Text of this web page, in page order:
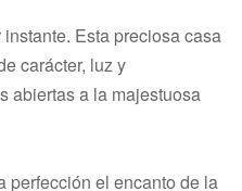
Esta preciosa casa
carácter, luz y
abiertas a la majestuosa
perfección el encanto de la